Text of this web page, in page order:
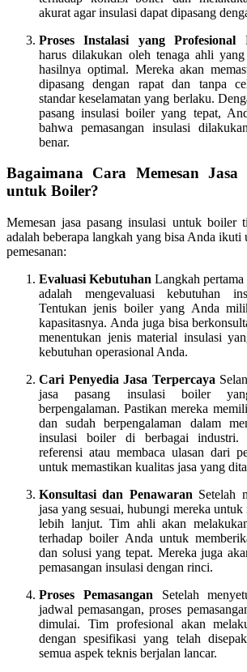
akurat agar insulasi dapat dipasang
Proses Instalasi yang Profesional
harus dilakukan oleh tenaga ahli yang
hasilnya optimal. Mereka akan
dipasang dengan rapat dan tanpa
standar keselamatan yang berlaku.
pasang insulasi boiler yang tepat,
bahwa pemasangan insulasi
benar.
Bagaimana Cara Memesan Jasa
untuk Boiler?
Memesan jasa pasang insulasi untuk boiler
adalah beberapa langkah yang bisa Anda ikuti
pemesanan:
Evaluasi Kebutuhan Langkah
adalah mengevaluasi kebutuhan
Tentukan jenis boiler yang Anda
kapasitasnya. Anda juga bisa
menentukan jenis material insulasi
kebutuhan operasional Anda.
Cari Penyedia Jasa Terpercaya
jasa pasang insulasi boiler
berpengalaman. Pastikan mereka
dan sudah berpengalaman dalam
insulasi boiler di berbagai industri.
referensi atau membaca ulasan dari
untuk memastikan kualitas jasa yang
Konsultasi dan Penawaran Setelah
jasa yang sesuai, hubungi mereka
lebih lanjut. Tim ahli akan
terhadap boiler Anda untuk
dan solusi yang tepat. Mereka juga
pemasangan insulasi dengan rinci.
Proses Pemasangan Setelah
jadwal pemasangan, proses
dimulai. Tim profesional akan
dengan spesifikasi yang telah
semua aspek teknis berjalan lancar.